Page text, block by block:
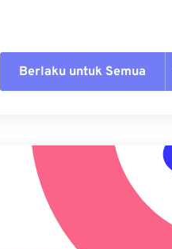
Berlaku untuk Semua
Terapkan dari Preset
Simpan sebagai Preset